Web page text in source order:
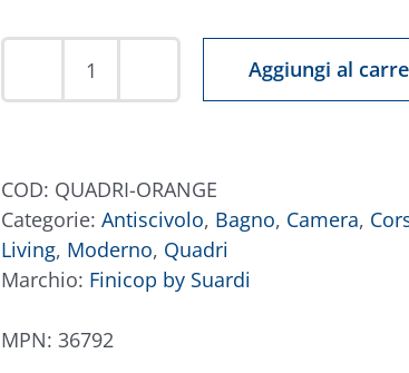
Tappeto
Aggiungi al
COD: QUADRI-ORANGE
Categorie: Antiscivolo, Bagno, Camera,
Living, Moderno, Quadri
Marchio: Finicop by Suardi
MPN: 36792